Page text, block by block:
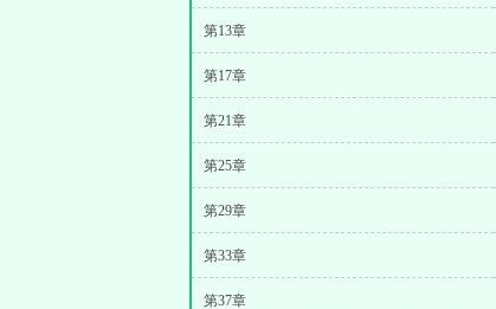
第13章
第17章
第21章
第25章
第29章
第33章
第37章